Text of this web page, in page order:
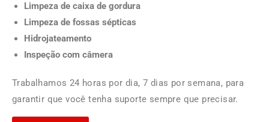
Limpeza de caixa de gordura
Limpeza de fossas sépticas
Hidrojateamento
Inspeção com câmera
Trabalhamos 24 horas por dia, 7 dias por semana, para
garantir que você tenha suporte sempre que precisar.